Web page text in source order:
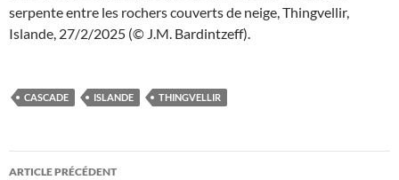
serpente entre les rochers couverts de neige, Thingvellir,
Islande, 27/2/2025 (© J.M. Bardintzeff).
CASCADE ISLANDE THINGVELLIR
Navigation
ARTICLE PRÉCÉDENT